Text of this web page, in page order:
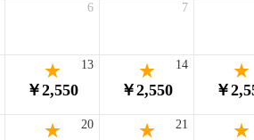
6 7
￥2,550
13
￥2,550
14
￥
20 21